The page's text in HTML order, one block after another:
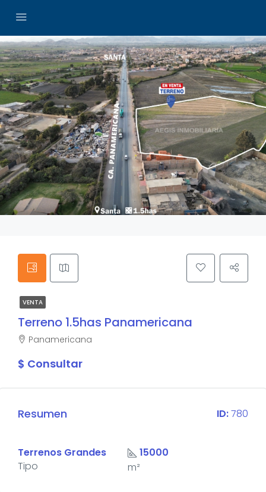
VENTA
Terreno 1.5has Panamericana
Panamericana
$ Consultar
Resumen ID:780
Terrenos Grandes
Tipo
15000
m²